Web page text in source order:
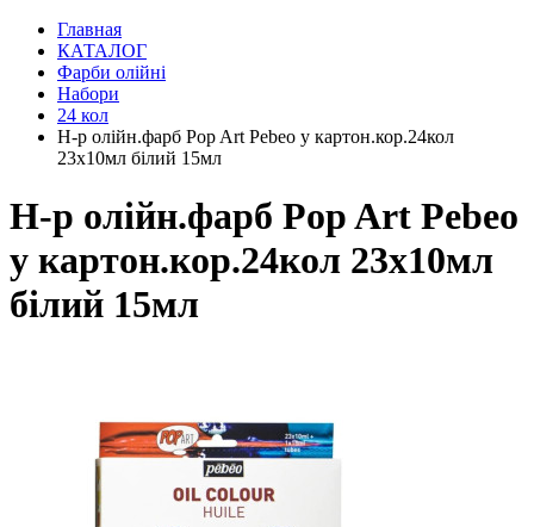
Главная
КАТАЛОГ
Фарби олійні
Набори
24 кол
Н-р олійн.фарб Pop Art Pebeo у картон.кор.24кол
23х10мл білий 15мл
Н-р олійн.фарб Pop Art Pebeo
у картон.кор.24кол 23х10мл
білий 15мл